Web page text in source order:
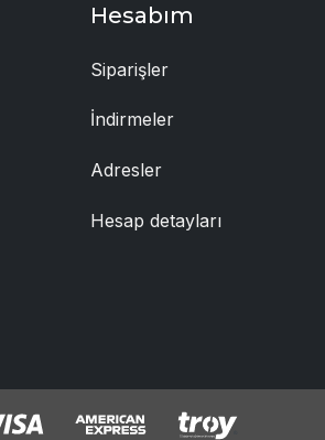
Hesabım
Siparişler
İndirmeler
Adresler
Hesap detayları